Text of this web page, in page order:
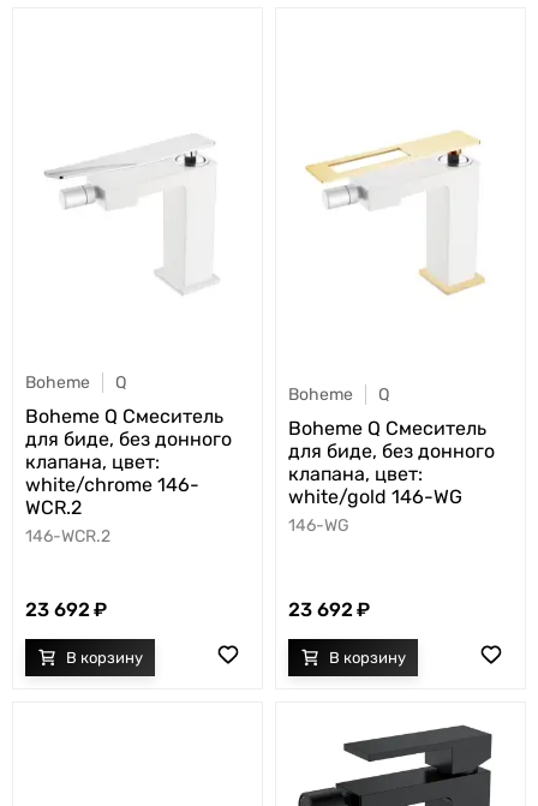
Boheme Q
Boheme Q Смеситель
для биде, без донного
клапана, цвет:
white/chrome 146-
WCR.2
146-WCR.2
23 692
Boheme Q
Boheme Q Смеситель
для биде, без донного
клапана, цвет:
white/gold 146-WG
146-WG
23 692